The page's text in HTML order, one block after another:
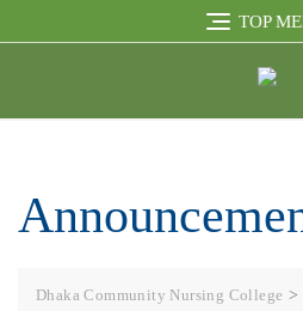
TOP
Dhaka Community Nursing College >